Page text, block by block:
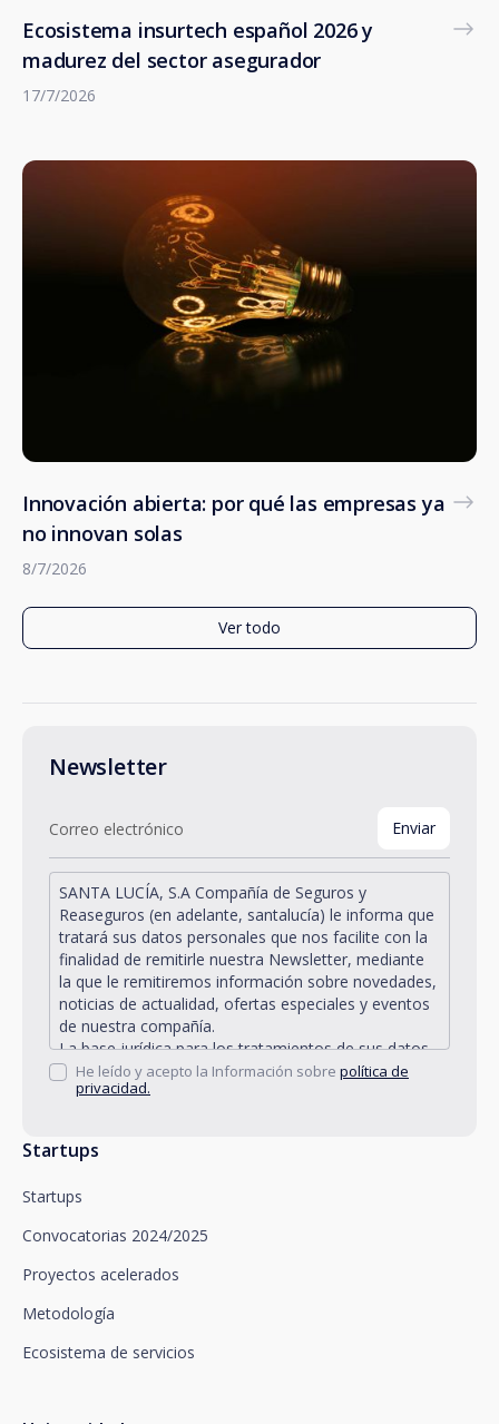
Ecosistema insurtech español 2026 y
madurez del sector asegurador
17/7/2026
Innovación abierta: por qué las empresas ya
no innovan solas
8/7/2026
Ver todo
Startups
Startups
Convocatorias 2024/2025
Proyectos acelerados
Metodología
Ecosistema de servicios
Newsletter
SANTA LUCÍA, S.A Compañía de Seguros y
Reaseguros (en adelante, santalucía) le informa que
tratará sus datos personales que nos facilite con la
finalidad de remitirle nuestra Newsletter, mediante
la que le remitiremos información sobre novedades,
noticias de actualidad, ofertas especiales y eventos
de nuestra compañía.
La base jurídica para los tratamientos de sus datos
personales descritos se encuentra en la propia
gestión y desarrollo de la relación jurídica existente
Santalucía le informa que puede ejercitar sus
oposición, limitación del tratamiento y portabilidad,
así como oponerse al tratamiento de sus datos con
mediante un escrito, que deberá remitir a Plaza de
Departamento de Privacidad o bien a
Newsletter Impulsa.
He leído y acepto la Información sobre política de
privacidad.